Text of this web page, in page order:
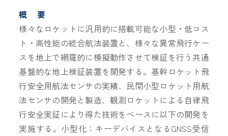
概 要
様々なロケットに汎用的に搭載可能な小型・低コス
ト・高性能の統合航法装置と、様々な異常飛行ケー
スを地上で網羅的に模擬動作させて検証を行う共通
基盤的な地上検証装置を開発する。基幹ロケット飛
行安全用航法センサの実績、民間小型ロケット用航
法センサの開発と製造、観測ロケットによる自律飛
行安全実証により得た技術をベースに以下の開発を
実施する。小型化：キーデバイスとなるGNSS受信